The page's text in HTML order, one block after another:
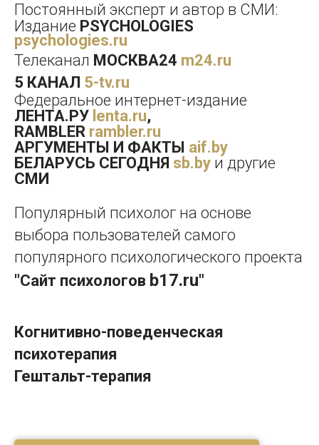
Постоянный эксперт и автор в СМИ:
Издание PSYCHOLOGIES
psychologies.ru
Телеканал МОСКВА24 m24.ru
5 КАНАЛ 5-tv.ru
Федеральное интернет-издание
ЛЕНТА.РУ lenta.ru,
RAMBLER rambler.ru
АРГУМЕНТЫ И ФАКТЫ aif.by
БЕЛАРУСЬ СЕГОДНЯ sb.by и другие
СМИ
Популярный психолог на основе
выбора пользователей самого
популярного психологического проекта
"Сайт психологов b17.ru"
Когнитивно-поведенческая
психотерапия
Гештальт-терапия